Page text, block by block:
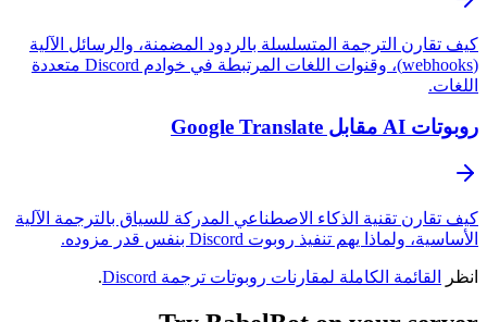
كيف تقارن الترجمة المتسلسلة بالردود المضمنة، والرسائل الآلية
(webhooks)، وقنوات اللغات المرتبطة في خوادم Discord متعددة
اللغات.
روبوتات AI مقابل Google Translate
كيف تقارن تقنية الذكاء الاصطناعي المدركة للسياق بالترجمة الآلية
الأساسية، ولماذا يهم تنفيذ روبوت Discord بنفس قدر مزوده.
انظر القائمة الكاملة لمقارنات روبوتات ترجمة Discord .